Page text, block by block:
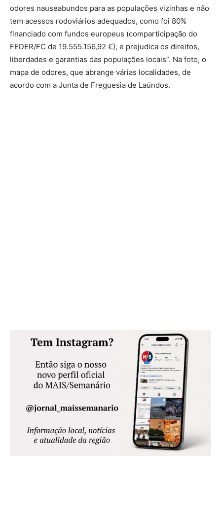
odores nauseabundos para as populações vizinhas e não
tem acessos rodoviários adequados, como foi 80%
financiado com fundos europeus (comparticipação do
FEDER/FC de 19.555.156,92 €), e prejudica os direitos,
liberdades e garantias das populações locais”. Na foto, o
mapa de odores, que abrange várias localidades, de
acordo com a Junta de Freguesia de Laúndos.